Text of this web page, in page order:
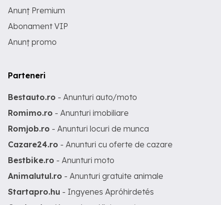
Anunț Premium
Abonament VIP
Anunț promo
Parteneri
Bestauto.ro - Anunturi auto/moto
Romimo.ro - Anunturi imobiliare
Romjob.ro - Anunturi locuri de munca
Cazare24.ro - Anunturi cu oferte de cazare
Bestbike.ro - Anunturi moto
Animalutul.ro - Anunturi gratuite animale
Startapro.hu - Ingyenes Apróhirdetés